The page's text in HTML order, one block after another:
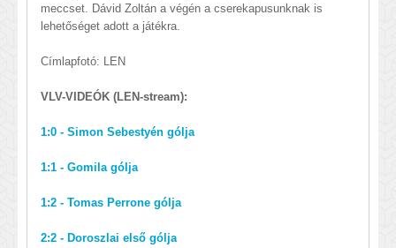
meccset. Dávid Zoltán a végén a cserekapusunknak is
lehetőséget adott a játékra.
Címlapfotó: LEN
VLV-VIDEÓK (LEN-stream):
1:0 - Simon Sebestyén gólja
1:1 - Gomila gólja
1:2 - Tomas Perrone gólja
2:2 - Doroszlai első gólja